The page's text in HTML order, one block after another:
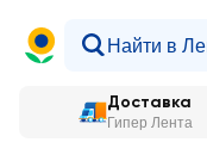
Доставка
Гипер Лента